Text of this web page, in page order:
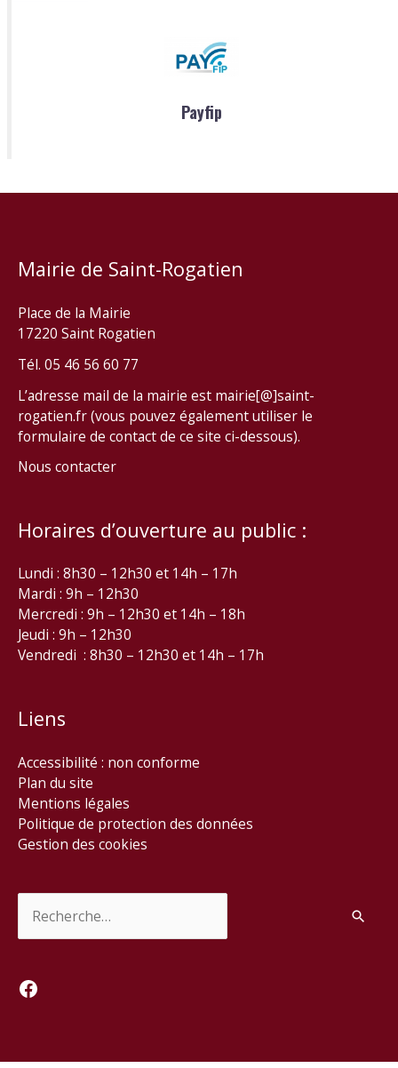
Payfip
Mairie de Saint-Rogatien
Place de la Mairie
17220 Saint Rogatien
Tél. 05 46 56 60 77
L’adresse mail de la mairie est mairie[@]saint-
rogatien.fr (vous pouvez également utiliser le
formulaire de contact de ce site ci-dessous).
Nous contacter
Horaires d’ouverture au public :
Lundi : 8h30 – 12h30 et 14h – 17h
Mardi : 9h – 12h30
Mercredi : 9h – 12h30 et 14h – 18h
Jeudi : 9h – 12h30
Vendredi : 8h30 – 12h30 et 14h – 17h
Liens
Accessibilité : non conforme
Plan du site
Mentions légales
Politique de protection des données
Gestion des cookies
Facebook